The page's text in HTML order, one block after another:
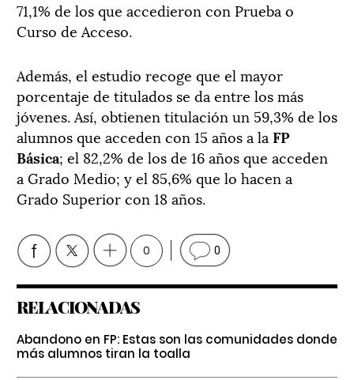
71,1% de los que accedieron con Prueba o
Curso de Acceso.
Además, el estudio recoge que el mayor
porcentaje de titulados se da entre los más
jóvenes. Así, obtienen titulación un 59,3% de los
alumnos que acceden con 15 años a la FP
Básica; el 82,2% de los de 16 años que acceden
a Grado Medio; y el 85,6% que lo hacen a
Grado Superior con 18 años.
0 0
RELACIONADAS
Abandono en FP: Estas son las comunidades donde
más alumnos tiran la toalla